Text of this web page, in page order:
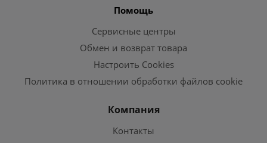
Помощь
Сервисные центры
Обмен и возврат товара
Настроить Cookies
Политика в отношении обработки файлов cookie
Компания
Контакты